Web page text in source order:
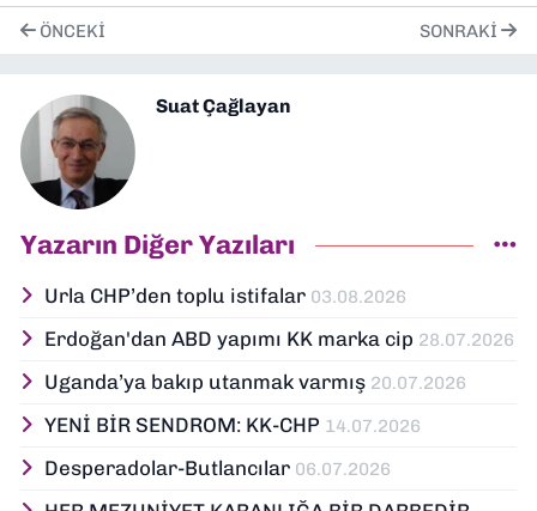
ÖNCEKI SONRAKI
Suat Çağlayan
Yazarın Diğer Yazıları
Urla CHP’den toplu istifalar 03.08.2026
Erdoğan'dan ABD yapımı KK marka cip 28.07.2026
Uganda’ya bakıp utanmak varmış 20.07.2026
YENİ BİR SENDROM: KK-CHP 14.07.2026
Desperadolar-Butlancılar 06.07.2026